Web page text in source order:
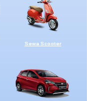
Sewa Scooter